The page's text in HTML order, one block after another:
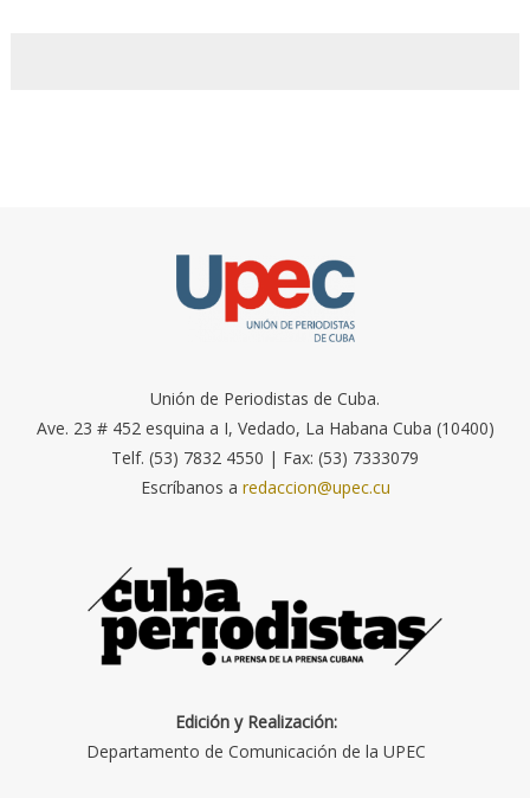
Unión de Periodistas de Cuba.
Ave. 23 # 452 esquina a I, Vedado, La Habana Cuba (10400)
Telf. (53) 7832 4550 | Fax: (53) 7333079
Escríbanos a redaccion@upec.cu
Edición y Realización:
Departamento de Comunicación de la UPEC